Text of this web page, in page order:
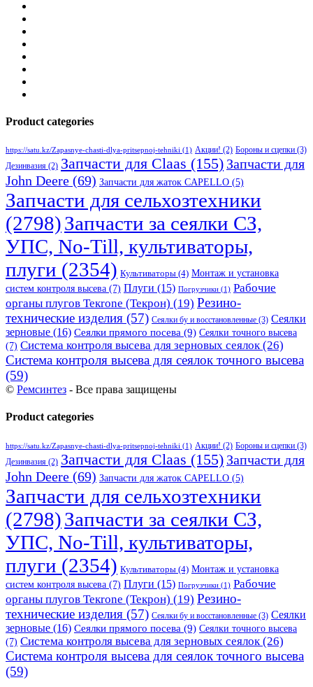
Product categories
https://satu.kz/Zapasnye-chasti-dlya-pritsepnoj-tehniki (1) Акции! (2) Бороны и сцепки (3)
Дезинвазия (2) Запчасти для Claas (155) Запчасти для
John Deere (69) Запчасти для жаток CAPELLO (5)
Запчасти для сельхозтехники
(2798)Запчасти за сеялки СЗ,
УПС, No-Till, культиваторы,
плуги (2354) Культиваторы (4) Монтаж и установка
систем контроля высева (7) Плуги (15) Погрузчики (1) Рабочие
органы плугов Текrоne (Текрон) (19) Резино-
технические изделия (57) Сеялки бу и восстановленные (3) Сеялки
зерновые (16) Сеялки прямого посева (9) Сеялки точного высева
(7) Система контроля высева для зерновых сеялок(26)
Система контроля высева для сеялок точного высева
(59)
© Ремсинтез - Все права защищены
Product categories
https://satu.kz/Zapasnye-chasti-dlya-pritsepnoj-tehniki (1) Акции! (2) Бороны и сцепки (3)
Дезинвазия (2) Запчасти для Claas (155) Запчасти для
John Deere (69) Запчасти для жаток CAPELLO (5)
Запчасти для сельхозтехники
(2798)Запчасти за сеялки СЗ,
УПС, No-Till, культиваторы,
плуги (2354) Культиваторы (4) Монтаж и установка
систем контроля высева (7) Плуги (15) Погрузчики (1) Рабочие
органы плугов Текrоne (Текрон) (19) Резино-
технические изделия (57) Сеялки бу и восстановленные (3) Сеялки
зерновые (16) Сеялки прямого посева (9) Сеялки точного высева
(7) Система контроля высева для зерновых сеялок (26)
Система контроля высева для сеялок точного высева
(59)